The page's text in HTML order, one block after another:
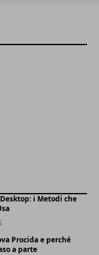
i Metodi che
Procida e perché
a parte